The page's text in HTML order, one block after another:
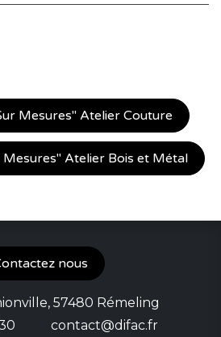
Mesures" Atelier Couture
Mesures" Atelier Bois et Métal
nous
57480 Rémeling
contact@difac.fr